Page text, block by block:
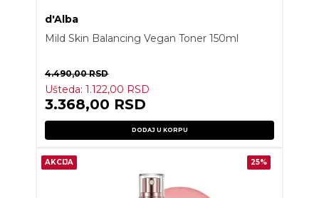
d'Alba
Mild Skin Balancing Vegan Toner 150ml
4.490,00RSD
Ušteda:1.122,00 RSD
3.368,00 RSD
DODAJ U KORPU
AKCIJA 25%